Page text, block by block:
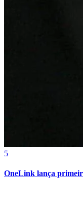
5
OneLink lança